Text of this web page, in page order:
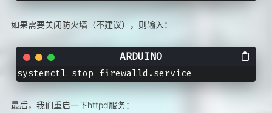
如果需要关闭防火墙（不建议），则输入：
最后，我们重启一下httpd服务：